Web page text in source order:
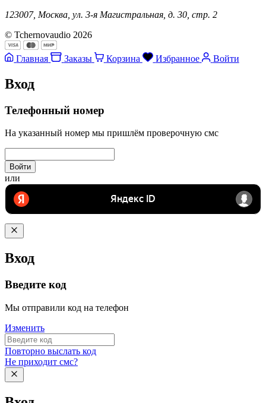
123007, Москва, ул. 3-я Магистральная, д. 30, стр. 2
© Tchernovaudio 2026
Главная Заказы Корзина Избранное Войти
Вход
Телефонный номер
На указанный номер мы пришлём проверочную смс
Войти
или
Вход
Введите код
Мы отправили код на телефон
Изменить
Повторно выслать код
Не приходит смс?